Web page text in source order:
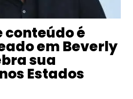
conteúdo é
em Beverly
sua
Estados